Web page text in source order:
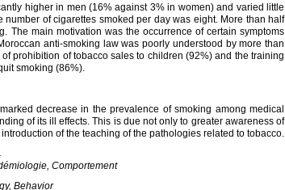
higher in men (16% against 3% in women) and varied little
of cigarettes smoked per day was eight. More than half
The main motivation was the occurrence of certain symptoms
anti-smoking law was poorly understood by more than
prohibition of tobacco sales to children (92%) and the training
smoking (86%).
decrease in the prevalence of smoking among medical
of its ill effects. This is due not only to greater awareness of
of the teaching of the pathologies related to tobacco.
Comportement
Behavior